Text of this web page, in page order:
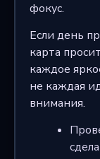
фокус.
Если день
карта
каждое
не каждая
внимания.